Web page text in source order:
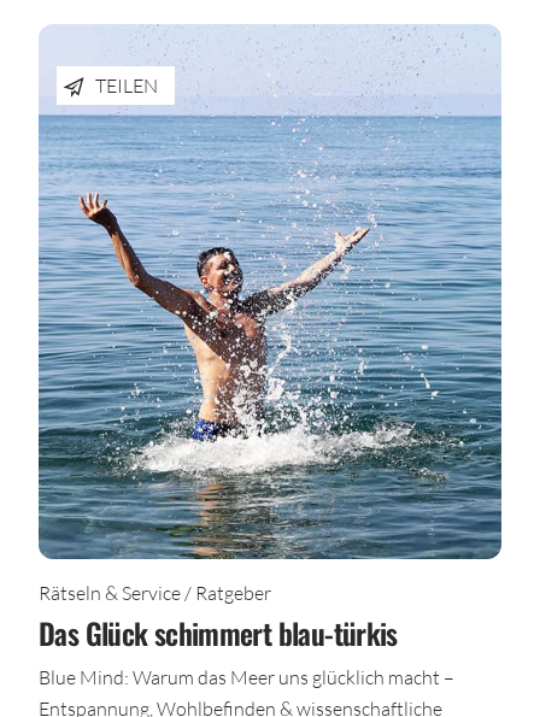
TEILEN
Rätseln & Service / Ratgeber
Das Glück schimmert blau-türkis
Blue Mind: Warum das Meer uns glücklich macht –
Entspannung, Wohlbefinden & wissenschaftliche